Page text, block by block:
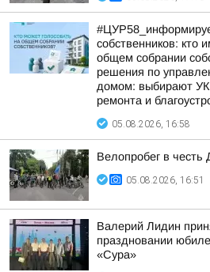
собственников: кто
общем собрании
решения по
домом: выбирают
ремонта и
05.08.2026, 16:58
Велопробег в честь
05.08.2026, 16:51
Валерий Лидин
праздновании
«Сура»